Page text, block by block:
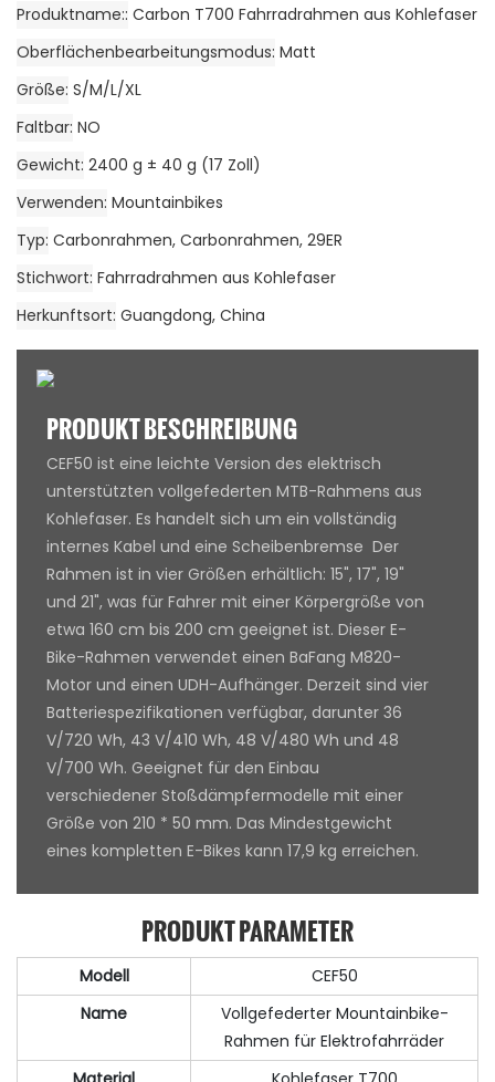
Produktname: Carbon T700 Fahrradrahmen aus Kohlefaser
Oberflächenbearbeitungsmodus Matt
Größe S/M/L/XL
Faltbar NO
Gewicht 2400 g ± 40 g (17 Zoll)
Verwenden Mountainbikes
Typ Carbonrahmen, Carbonrahmen, 29ER
Stichwort Fahrradrahmen aus Kohlefaser
Herkunftsort Guangdong, China
PRODUKT BESCHREIBUNG
CEF50 ist eine leichte Version des elektrisch
unterstützten vollgefederten MTB-Rahmens aus
Kohlefaser. Es handelt sich um ein vollständig
internes Kabel und eine Scheibenbremse Der
Rahmen ist in vier Größen erhältlich: 15", 17", 19"
und 21", was für Fahrer mit einer Körpergröße von
etwa 160 cm bis 200 cm geeignet ist. Dieser E-
Bike-Rahmen verwendet einen BaFang M820-
Motor und einen UDH-Aufhänger. Derzeit sind vier
Batteriespezifikationen verfügbar, darunter 36
V/720 Wh, 43 V/410 Wh, 48 V/480 Wh und 48
V/700 Wh. Geeignet für den Einbau
verschiedener Stoßdämpfermodelle mit einer
Größe von 210 * 50 mm. Das Mindestgewicht
eines kompletten E-Bikes kann 17,9 kg erreichen.
PRODUKT PARAMETER
Modell
CEF50
Name
Vollgefederter Mountainbike-
Rahmen für Elektrofahrräder